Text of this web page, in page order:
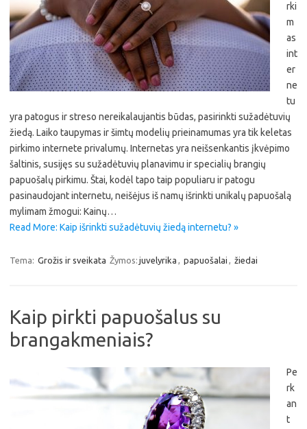
rki
m
as
int
er
ne
tu
yra patogus ir streso nereikalaujantis būdas, pasirinkti sužadėtuvių
žiedą. Laiko taupymas ir šimtų modelių prieinamumas yra tik keletas
pirkimo internete privalumų. Internetas yra neišsenkantis įkvėpimo
šaltinis, susijęs su sužadėtuvių planavimu ir specialių brangių
papuošalų pirkimu. Štai, kodėl tapo taip populiaru ir patogu
pasinaudojant internetu, neišėjus iš namų išrinkti unikalų papuošalą
mylimam žmogui: Kainų…
Read More: Kaip išrinkti sužadėtuvių žiedą internetu? »
Tema: Grožis ir sveikata Žymos: juvelyrika , papuošalai , žiedai
Kaip pirkti papuošalus su
brangakmeniais?
Pe
rk
an
t